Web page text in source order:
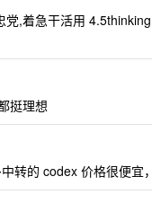
,着急干活用
挺理想
转的 codex 价格很便